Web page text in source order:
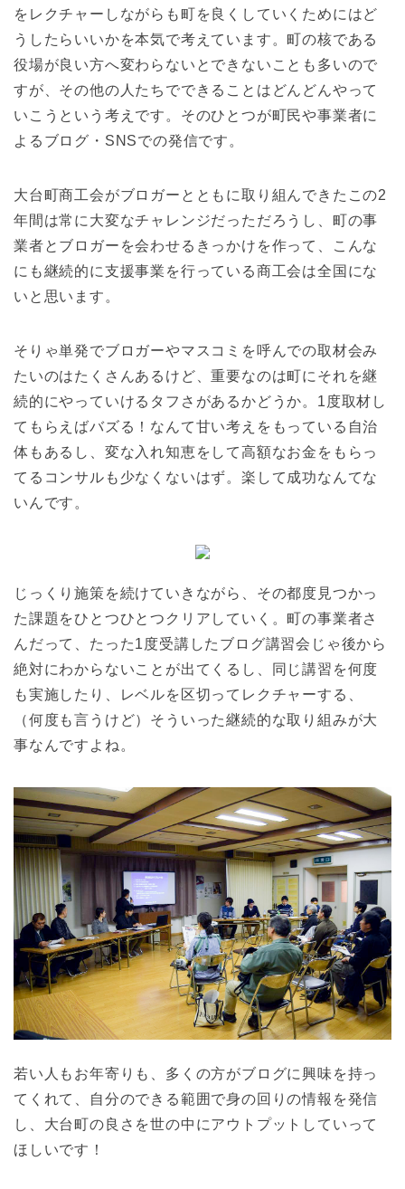
をレクチャーしながらも町を良くしていくためにはど
うしたらいいかを本気で考えています。町の核である
役場が良い方へ変わらないとできないことも多いので
すが、その他の人たちでできることはどんどんやって
いこうという考えです。そのひとつが町民や事業者に
よるブログ・SNSでの発信です。
大台町商工会がブロガーとともに取り組んできたこの2
年間は常に大変なチャレンジだっただろうし、町の事
業者とブロガーを会わせるきっかけを作って、こんな
にも継続的に支援事業を行っている商工会は全国にな
いと思います。
そりゃ単発でブロガーやマスコミを呼んでの取材会み
たいのはたくさんあるけど、重要なのは町にそれを継
続的にやっていけるタフさがあるかどうか。1度取材し
てもらえばバズる！なんて甘い考えをもっている自治
体もあるし、変な入れ知恵をして高額なお金をもらっ
てるコンサルも少なくないはず。楽して成功なんてな
いんです。
じっくり施策を続けていきながら、その都度見つかっ
た課題をひとつひとつクリアしていく。町の事業者さ
んだって、たった1度受講したブログ講習会じゃ後から
絶対にわからないことが出てくるし、同じ講習を何度
も実施したり、レベルを区切ってレクチャーする、
（何度も言うけど）そういった継続的な取り組みが大
事なんですよね。
若い人もお年寄りも、多くの方がブログに興味を持っ
てくれて、自分のできる範囲で身の回りの情報を発信
し、大台町の良さを世の中にアウトプットしていって
ほしいです！